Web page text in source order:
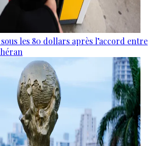
les 80 dollars après l’accord entre